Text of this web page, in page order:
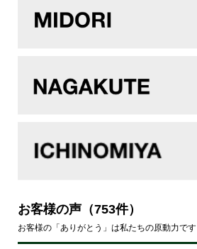
お客様の声（753件）
お客様の「ありがとう」は私たちの原動力です